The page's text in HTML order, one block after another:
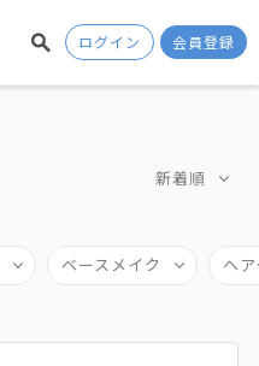
ログイン 会員登録
新着順
ベースメイク ヘ